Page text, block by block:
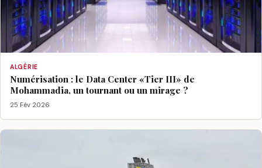
ALGÉRIE
Numérisation : le Data Center «Tier III» de
Mohammadia, un tournant ou un mirage ?
25 Fév 2026